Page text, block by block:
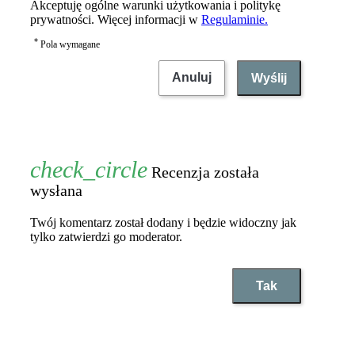
Akceptuję ogólne warunki użytkowania i politykę
prywatności. Więcej informacji w Regulaminie.
* Pola wymagane
Anuluj Wyślij
Recenzja została
wysłana
Twój komentarz został dodany i będzie widoczny jak
tylko zatwierdzi go moderator.
Tak